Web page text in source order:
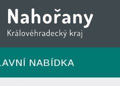
NABÍDKA